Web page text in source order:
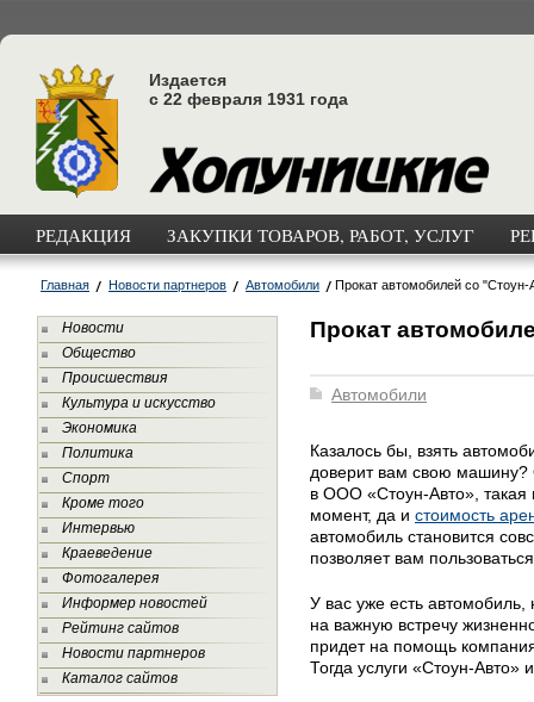
Издается
с 22 февраля 1931 года
РЕДАКЦИЯ ЗАКУПКИ ТОВАРОВ, РАБОТ, УСЛУГ
Главная Новости партнеров Автомобили Прокат автомобилей со "Стоун-
Новости
Общество
Происшествия
Культура и искусство
Экономика
Политика
Спорт
Кроме того
Интервью
Краеведение
Фотогалерея
Информер новостей
Рейтинг сайтов
Новости партнеров
Каталог сайтов
Прокат
Автомобили
Казалось бы, взять
доверит вам свою машину?
в ООО «Стоун-Авто»,
момент, да и стоимость
автомобиль становится
позволяет вам
У вас уже есть автомобиль,
на важную встречу
придет на помощь
Тогда услуги «Стоун-Авто»